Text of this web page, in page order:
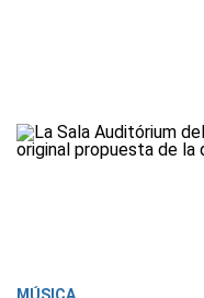
MÚSICA